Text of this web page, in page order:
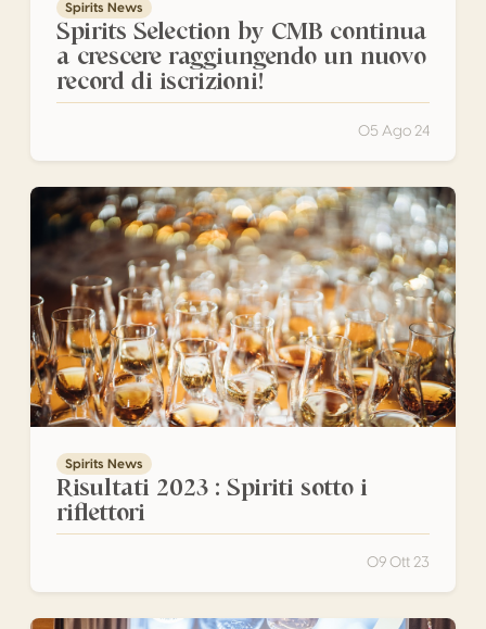
Spirits News
Spirits Selection by CMB continua
a crescere raggiungendo un nuovo
record di iscrizioni!
05 Ago 24
Risultati 2023 : Spiriti sotto i riflettori
Spirits News
Risultati 2023 : Spiriti sotto i
riflettori
09 Ott 23